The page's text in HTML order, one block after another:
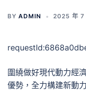
BY ADMIN 2025 年 7
圍繞做好現代動力經
優勢，全力構建新動